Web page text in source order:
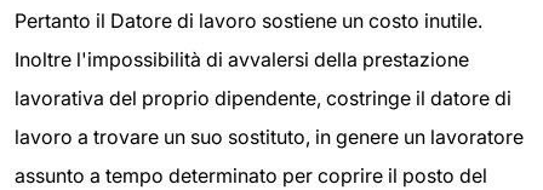
Pertanto il Datore di lavoro sostiene un costo inutile.
Inoltre l'impossibilità di avvalersi della prestazione
lavorativa del proprio dipendente, costringe il datore di
lavoro a trovare un suo sostituto, in genere un lavoratore
assunto a tempo determinato per coprire il posto del